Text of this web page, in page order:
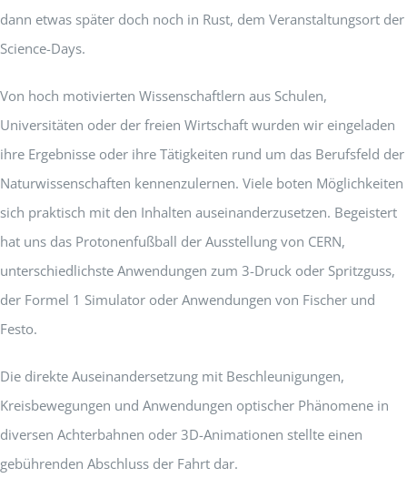
dann etwas später doch noch in Rust, dem Veranstaltungsort der
Science-Days.
Von hoch motivierten Wissenschaftlern aus Schulen,
Universitäten oder der freien Wirtschaft wurden wir eingeladen
ihre Ergebnisse oder ihre Tätigkeiten rund um das Berufsfeld der
Naturwissenschaften kennenzulernen. Viele boten Möglichkeiten
sich praktisch mit den Inhalten auseinanderzusetzen. Begeistert
hat uns das Protonenfußball der Ausstellung von CERN,
unterschiedlichste Anwendungen zum 3-Druck oder Spritzguss,
der Formel 1 Simulator oder Anwendungen von Fischer und
Festo.
Die direkte Auseinandersetzung mit Beschleunigungen,
Kreisbewegungen und Anwendungen optischer Phänomene in
diversen Achterbahnen oder 3D-Animationen stellte einen
gebührenden Abschluss der Fahrt dar.